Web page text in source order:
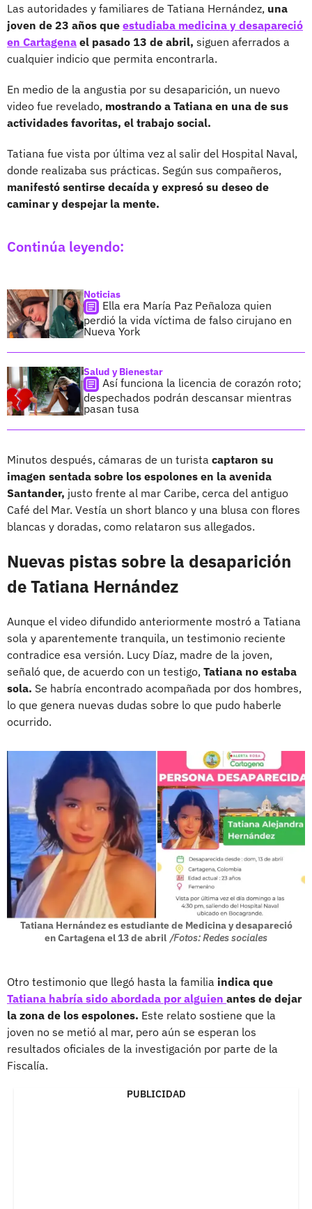
Las autoridades y familiares de Tatiana Hernández, una
joven de 23 años que estudiaba medicina y desapareció
en Cartagena el pasado 13 de abril, siguen aferrados a
cualquier indicio que permita encontrarla.
En medio de la angustia por su desaparición, un nuevo
video fue revelado, mostrando a Tatiana en una de sus
actividades favoritas, el trabajo social.
Tatiana fue vista por última vez al salir del Hospital Naval,
donde realizaba sus prácticas. Según sus compañeros,
manifestó sentirse decaída y expresó su deseo de
caminar y despejar la mente.
Continúa leyendo:
Noticias
Ella era María Paz Peñaloza quien
perdió la vida víctima de falso cirujano en
Nueva York
Salud y Bienestar
Así funciona la licencia de corazón roto;
despechados podrán descansar mientras
pasan tusa
Minutos después, cámaras de un turista captaron su
imagen sentada sobre los espolones en la avenida
Santander, justo frente al mar Caribe, cerca del antiguo
Café del Mar. Vestía un short blanco y una blusa con flores
blancas y doradas, como relataron sus allegados.
Nuevas pistas sobre la desaparición
de Tatiana Hernández
Aunque el video difundido anteriormente mostró a Tatiana
sola y aparentemente tranquila, un testimonio reciente
contradice esa versión. Lucy Díaz, madre de la joven,
señaló que, de acuerdo con un testigo, Tatiana no estaba
sola. Se habría encontrado acompañada por dos hombres,
lo que genera nuevas dudas sobre lo que pudo haberle
ocurrido.
Tatiana Hernández es estudiante de Medicina y desapareció
en Cartagena el 13 de abril /Fotos: Redes sociales
Otro testimonio que llegó hasta la familia indica que
Tatiana habría sido abordada por alguien antes de dejar
la zona de los espolones. Este relato sostiene que la
joven no se metió al mar, pero aún se esperan los
resultados oficiales de la investigación por parte de la
Fiscalía.
PUBLICIDAD